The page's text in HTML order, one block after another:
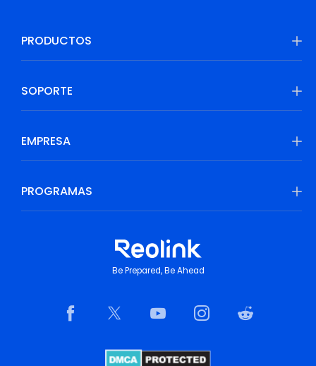
PRODUCTOS
SOPORTE
EMPRESA
PROGRAMAS
Be Prepared, Be Ahead